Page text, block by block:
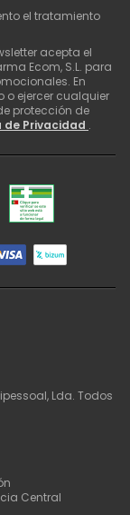
el tratamiento
acepta el
Ecom, S.L. para
En
o ejercer cualquier
protección de
de Privacidad .
Lda. Todos
Central